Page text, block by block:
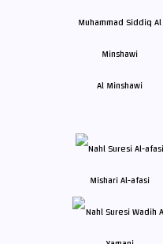
Al Minshawi
Mishari Al-afasi